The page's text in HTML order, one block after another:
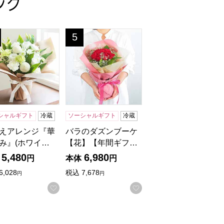
グ
【花】【年間ギフト】
子セット【花】【年間ギフト】
りに登録する
アレンジ『華づつみ』(ホワイト)【花】【年間ギフト】
ャルギフト 冷蔵
アレンジ『華
』(ホワイ…
5,480円
円
お気に入りに登録する
バラのダズンブーケ【花】【年間ギフト】
5
位
ソーシャルギフト 冷蔵
バラのダズンブーケ
【花】【年間ギフ…
本体 6,980円
税込 7,678円
お気に入りに登録する